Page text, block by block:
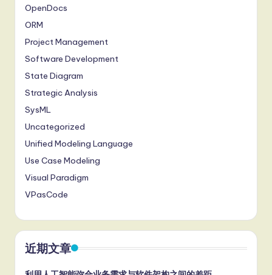
OpenDocs
ORM
Project Management
Software Development
State Diagram
Strategic Analysis
SysML
Uncategorized
Unified Modeling Language
Use Case Modeling
Visual Paradigm
VPasCode
近期文章